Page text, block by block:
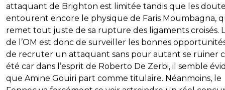
attaquant de Brighton est limitée tandis que les
entourent encore le physique de Faris Moumbagna,
remet tout juste de sa rupture des ligaments croisés.
de l’OM est donc de surveiller les bonnes
de recruter un attaquant sans pour autant se ruiner
été car dans l’esprit de Roberto De Zerbi, il semble
que Amine Gouiri part comme titulaire. Néanmoins, le